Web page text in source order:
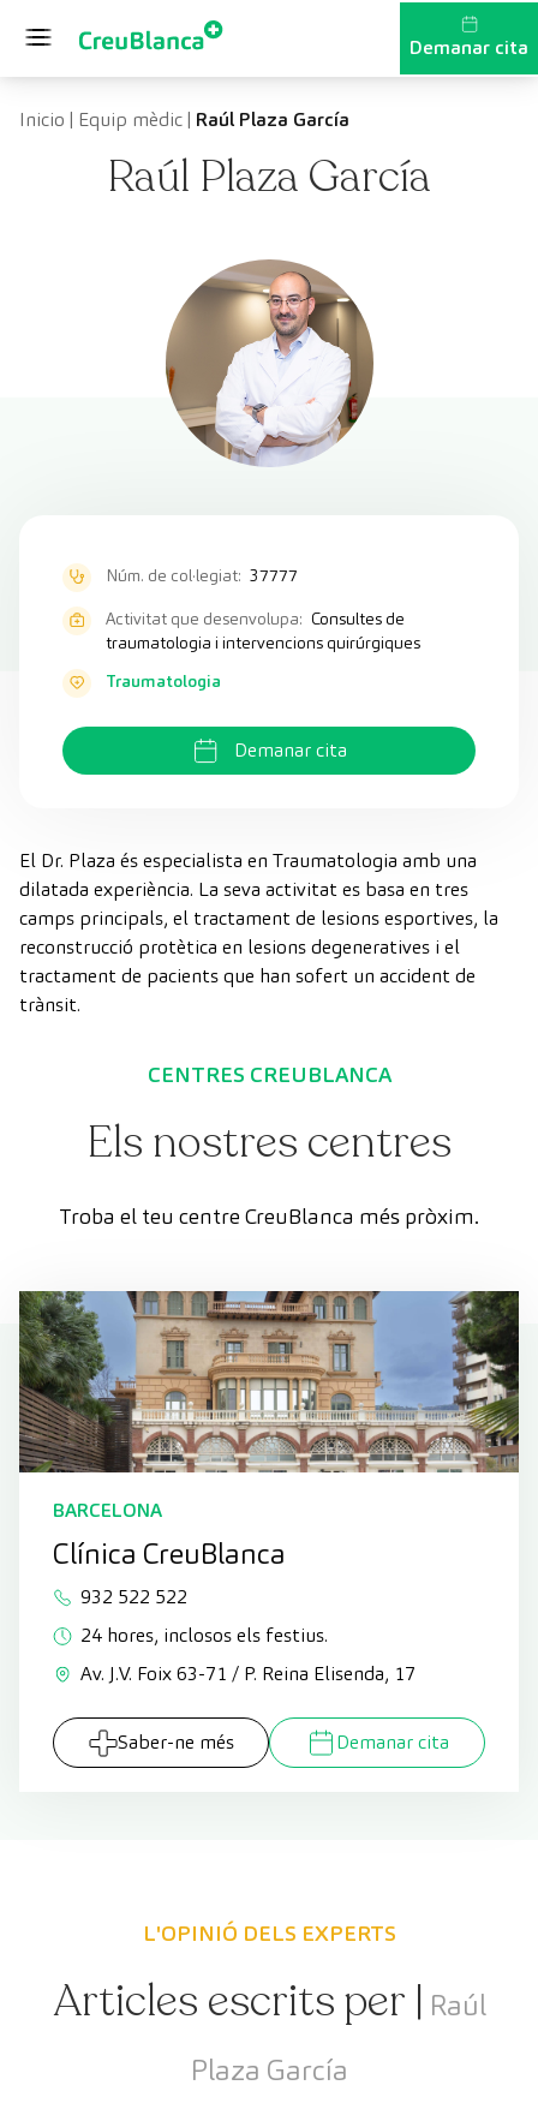
Demanar cita
Inicio | Equip mèdic| Raúl Plaza García
Raúl Plaza García
Núm. de col·legiat: 37777
Activitat que desenvolupa: Consultes de
traumatologia i intervencions quirúrgiques
Traumatologia
Demanar cita
El Dr. Plaza és especialista en Traumatologia amb una
dilatada experiència. La seva activitat es basa en tres
camps principals, el tractament de lesions esportives, la
reconstrucció protètica en lesions degeneratives i el
tractament de pacients que han sofert un accident de
trànsit.
CENTRES CREUBLANCA
Els nostres centres
Troba el teu centre CreuBlanca més pròxim.
BARCELONA
Clínica CreuBlanca
932 522 522
24 hores, inclosos els festius.
Av. J.V. Foix 63-71 / P. Reina Elisenda, 17
Saber-ne més Demanar cita
L'OPINIÓ DELS EXPERTS
Articles escrits per | Raúl
Plaza García